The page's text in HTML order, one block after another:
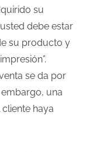
su
debe estar
su producto y
se da por
una
haya